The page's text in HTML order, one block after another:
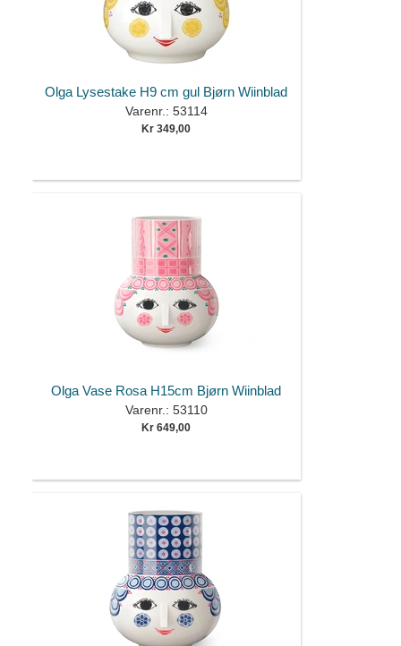
Olga Lysestake H9 cm gul Bjørn Wiinblad
Varenr.: 53114
Kr 349,00
Olga Vase Rosa H15cm Bjørn Wiinblad
Varenr.: 53110
Kr 649,00